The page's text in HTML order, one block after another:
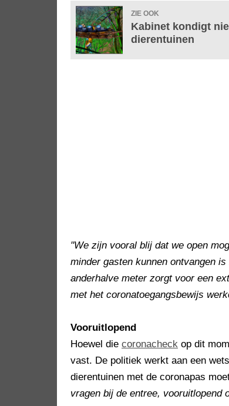
ZIE OOK
Kabinet kondigt
dierentuinen
"We zijn vooral blij dat we open
minder gasten kunnen ontvangen
anderhalve meter zorgt voor een
met het coronatoegangsbewijs
Vooruitlopend
Hoewel die coronacheck op dit
vast. De politiek werkt aan een
dierentuinen met de coronapas
vragen bij de entree, vooruitlopend